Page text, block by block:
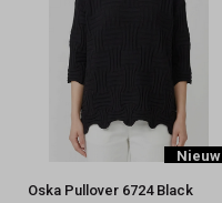
Nieuw
Oska Pullover 6724 Black